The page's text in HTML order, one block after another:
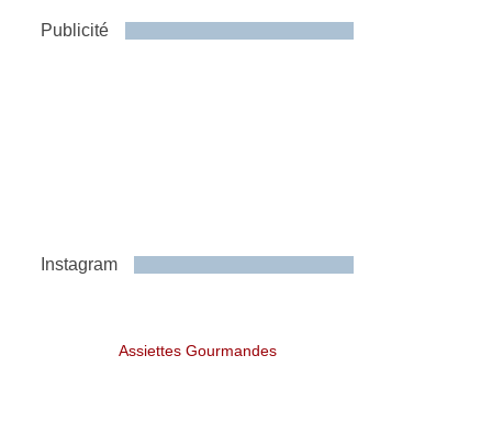
Publicité
Instagram
Assiettes Gourmandes